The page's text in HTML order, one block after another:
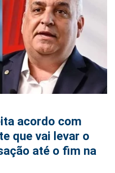
acordo com
que vai levar o
até o fim na